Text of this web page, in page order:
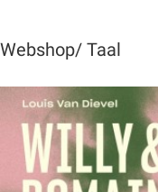
Webshop/ Taal